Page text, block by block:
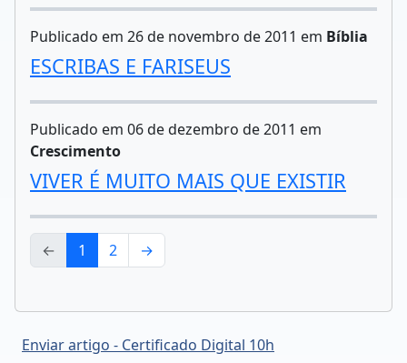
Publicado em 26 de novembro de 2011 em Bíblia
ESCRIBAS E FARISEUS
Publicado em 06 de dezembro de 2011 em
Crescimento
VIVER É MUITO MAIS QUE EXISTIR
← 1 2 →
Enviar artigo - Certificado Digital 10h